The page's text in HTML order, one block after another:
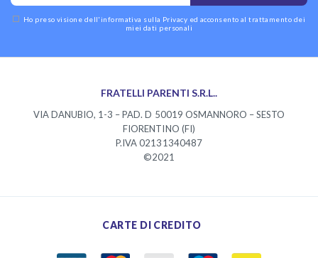
Ho preso visione dell'informativa sulla Privacy ed acconsento al trattamento dei
miei dati personali
FRATELLI PARENTI S.R.L..
VIA DANUBIO, 1-3 – PAD. D 50019 OSMANNORO – SESTO
FIORENTINO (FI)
P.IVA 02131340487
©2021
CARTE DI CREDITO